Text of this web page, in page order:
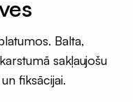
Balta,
sakļaujošu
fiksācijai.